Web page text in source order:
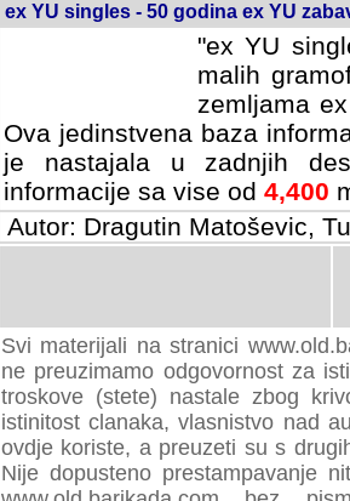
ex YU singles - 50 godina ex YU
"ex YU
malih
zemljama
Ova jedinstvena baza
je nastajala u zadnjih
informacije sa vise od 4,400
Autor: Dragutin Matoševic,
Svi materijali na stranici
preuzimamo odgovornost za
troskove (stete) nastale zbog
istinitost clanaka, vlasnistvo nad
ovdje koriste, a preuzeti su s
Nije dopusteno prestampavanje